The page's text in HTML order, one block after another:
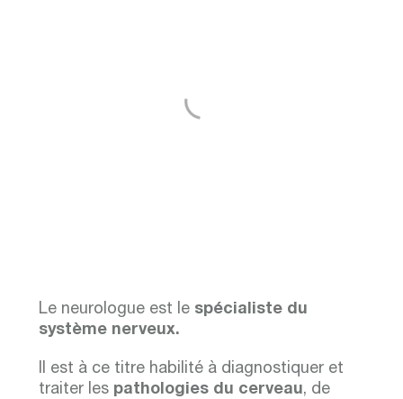
Le neurologue est le spécialiste du
système nerveux.
Il est à ce titre habilité à diagnostiquer et
traiter les pathologies du cerveau, de